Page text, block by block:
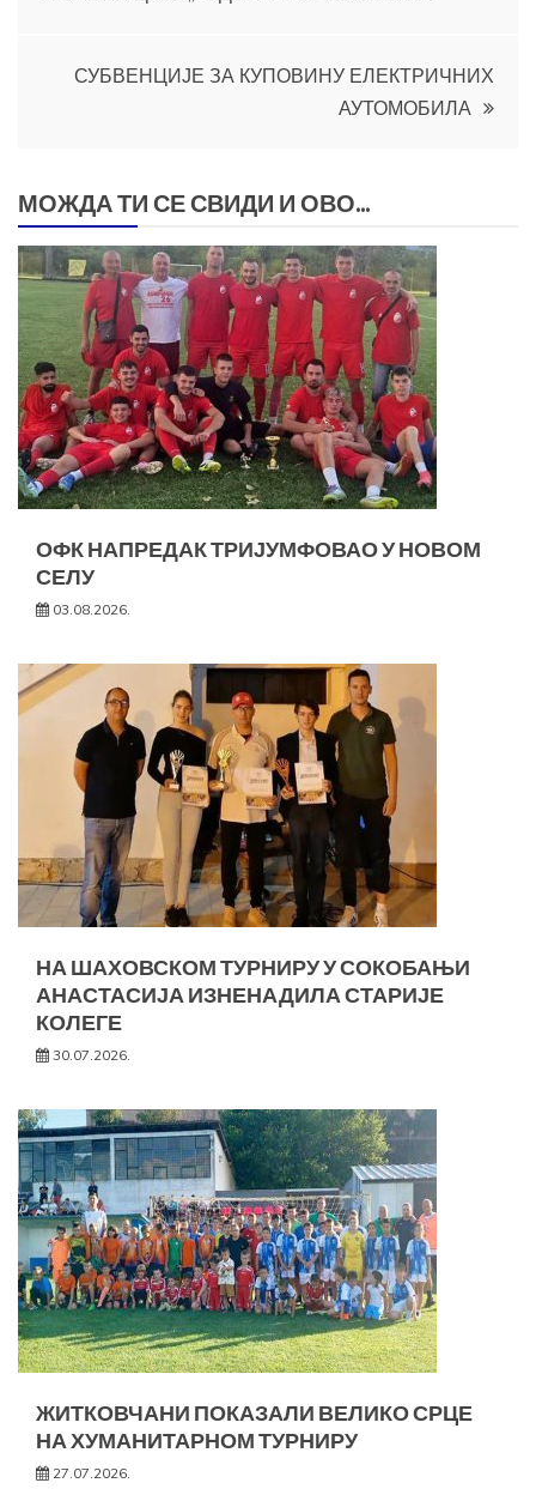
СУБВЕНЦИЈЕ ЗА КУПОВИНУ ЕЛЕКТРИЧНИХ
АУТОМОБИЛА
МОЖДА ТИ СЕ СВИДИ И ОВО...
ОФК НАПРЕДАК ТРИЈУМФОВАО У НОВОМ
СЕЛУ
03.08.2026.
НА ШАХОВСКОМ ТУРНИРУ У СОКОБАЊИ
АНАСТАСИЈА ИЗНЕНАДИЛА СТАРИЈЕ
КОЛЕГЕ
30.07.2026.
ЖИТКОВЧАНИ ПОКАЗАЛИ ВЕЛИКО СРЦЕ
НА ХУМАНИТАРНОМ ТУРНИРУ
27.07.2026.